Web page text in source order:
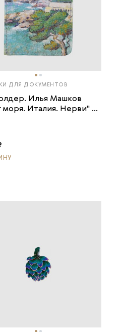
ДЛЯ ДОКУМЕНТОВ
Илья Машков
моря. Италия. Нерви" ...